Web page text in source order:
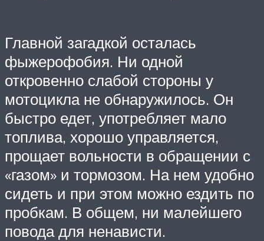
Главной загадкой осталась
фыжерофобия. Ни одной
откровенно слабой стороны у
мотоцикла не обнаружилось. Он
быстро едет, употребляет мало
топлива, хорошо управляется,
прощает вольности в обращении с
«газом» и тормозом. На нем удобно
сидеть и при этом можно ездить по
пробкам. В общем, ни малейшего
повода для ненависти.